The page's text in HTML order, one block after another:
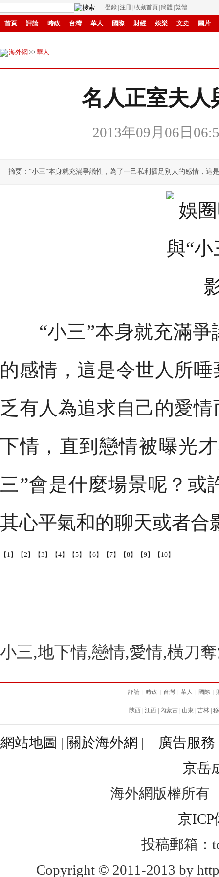
登錄 注冊 收藏首頁 簡體 繁體
首頁 評論 時政 台灣 華人 國際 財經 娛樂 文史 圖片
海外網 >>華人
名人正室夫人
2013年09月06日
摘要：“小三”本身就充滿爭議性，為了一己私利插足別人的感情，這
“小三”本身就充滿爭
的感情，這是令世人所
乏有人為追求自己的愛
下情，直到戀情被曝光
三”會是什麼場景呢？或
其心平氣和的聊天或者合
【1】 【2】 【3】 【4】 【5】 【6】 【7】 【8】 【9】 【10】
小三,地下情,戀情,愛情,橫刀
評論 時政 台灣 華人 國際
陝西 江西 內蒙古 山東 吉林
網站地圖 | 關於海外網 | 廣告服務
京岳
海外網版權所有
京ICP
投稿郵箱：
Copyright © 2011-2013 by